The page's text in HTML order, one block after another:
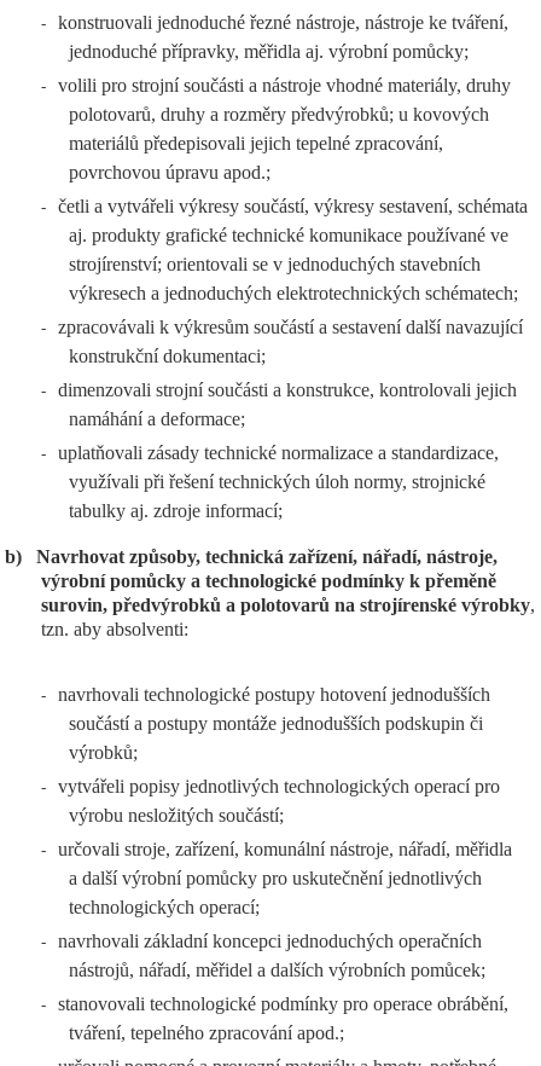
-
konstruovali jednoduché řezné nástroje, nástroje ke tváření,
jednoduché přípravky, měřidla aj. výrobní pomůcky;
-
volili pro strojní součásti a nástroje vhodné materiály, druhy
polotovarů, druhy a rozměry předvýrobků; u kovových
materiálů předepisovali jejich tepelné zpracování,
povrchovou úpravu apod.;
-
četli a vytvářeli výkresy součástí, výkresy sestavení, schémata
aj. produkty grafické technické komunikace používané ve
strojírenství; orientovali se v jednoduchých stavebních
výkresech a jednoduchých elektrotechnických schématech;
-
zpracovávali k výkresům součástí a sestavení další navazující
konstrukční dokumentaci;
-
dimenzovali strojní součásti a konstrukce, kontrolovali jejich
namáhání a deformace;
-
uplatňovali zásady technické normalizace a standardizace,
využívali při řešení technických úloh normy, strojnické
tabulky aj. zdroje informací;
b)
Navrhovat způsoby, technická zařízení, nářadí, nástroje,
výrobní pomůcky a technologické podmínky k přeměně
surovin, předvýrobků a polotovarů na strojírenské výrobky,
tzn. aby absolventi:
-
navrhovali technologické postupy hotovení jednodušších
součástí a postupy montáže jednodušších podskupin či
výrobků;
-
vytvářeli popisy jednotlivých technologických operací pro
výrobu nesložitých součástí;
-
určovali stroje, zařízení, komunální nástroje, nářadí, měřidla
a další výrobní pomůcky pro uskutečnění jednotlivých
technologických operací;
-
navrhovali základní koncepci jednoduchých operačních
nástrojů, nářadí, měřidel a dalších výrobních pomůcek;
-
stanovovali technologické podmínky pro operace obrábění,
tváření, tepelného zpracování apod.;